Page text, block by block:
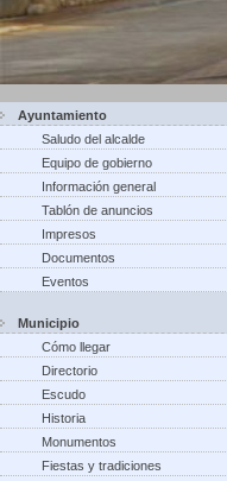
Ayuntamiento
Saludo del alcalde
Equipo de gobierno
Información general
Tablón de anuncios
Impresos
Documentos
Eventos
Municipio
Cómo llegar
Directorio
Escudo
Historia
Monumentos
Fiestas y tradiciones